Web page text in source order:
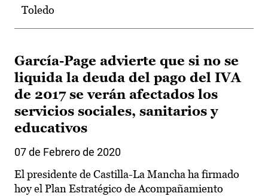
Toledo
García-Page advierte que si no se
liquida la deuda del pago del IVA
de 2017 se verán afectados los
servicios sociales, sanitarios y
educativos
07 de Febrero de 2020
El presidente de Castilla-La Mancha ha firmado
hoy el Plan Estratégico de Acompañamiento